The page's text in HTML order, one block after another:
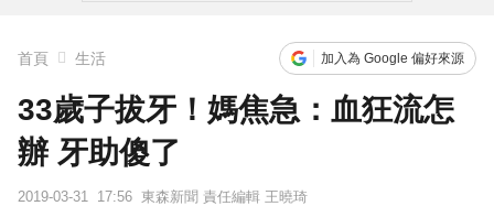
首頁 生活 加入為 Google 偏好來源
33歲子拔牙！媽焦急：血狂流怎
辦 牙助傻了
2019-03-31 17:56 東森新聞 責任編輯 王曉琦